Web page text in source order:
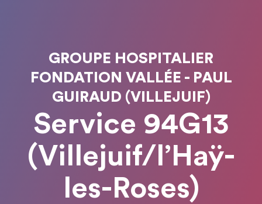
GROUPE HOSPITALIER
FONDATION VALLÉE - PAUL
GUIRAUD (VILLEJUIF)
Service 94G13
(Villejuif/l’Haÿ-
les-Roses)